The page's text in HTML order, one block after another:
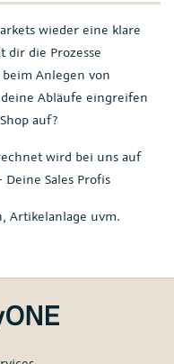
wieder eine klare
dir die Prozesse
Anlegen von
Abläufe eingreifen
auf?
wird bei uns auf
Deine Sales Profis
Artikelanlage uvm.